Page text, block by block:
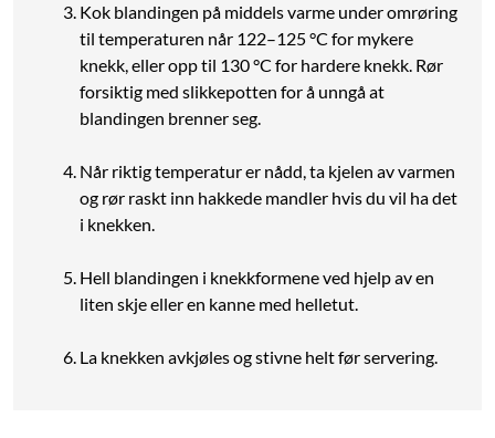
Kok blandingen på middels varme under omrøring
til temperaturen når 122–125 °C for mykere
knekk, eller opp til 130 °C for hardere knekk. Rør
forsiktig med slikkepotten for å unngå at
blandingen brenner seg.
Når riktig temperatur er nådd, ta kjelen av varmen
og rør raskt inn hakkede mandler hvis du vil ha det
i knekken.
Hell blandingen i knekkformene ved hjelp av en
liten skje eller en kanne med helletut.
La knekken avkjøles og stivne helt før servering.